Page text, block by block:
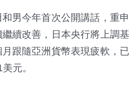
男今年首次公開講話，重申
續改善，日本央行將上調基
跟隨亞洲貨幣表現疲軟，已
元。